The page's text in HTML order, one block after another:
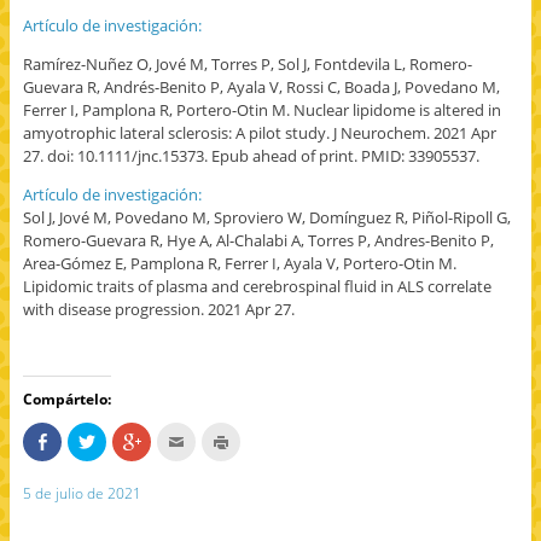
Artículo de investigación:
Ramírez-Nuñez O, Jové M, Torres P, Sol J, Fontdevila L, Romero-
Guevara R, Andrés-Benito P, Ayala V, Rossi C, Boada J, Povedano M,
Ferrer I, Pamplona R, Portero-Otin M. Nuclear lipidome is altered in
amyotrophic lateral sclerosis: A pilot study. J Neurochem. 2021 Apr
27. doi: 10.1111/jnc.15373. Epub ahead of print. PMID: 33905537.
Artículo de investigación:
Sol J, Jové M, Povedano M, Sproviero W, Domínguez R, Piñol-Ripoll G,
Romero-Guevara R, Hye A, Al-Chalabi A, Torres P, Andres-Benito P,
Area-Gómez E, Pamplona R, Ferrer I, Ayala V, Portero-Otin M.
Lipidomic traits of plasma and cerebrospinal fluid in ALS correlate
with disease progression. 2021 Apr 27.
Compártelo:
C
o
p
a
H
a
l
H
a
5 de julio de 2021